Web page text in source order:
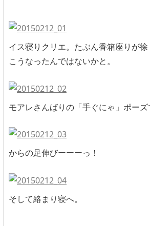
イス寝りクリエ。たぶん香箱座りが
こうなったんではないかと。
モアレさんばりの「手ぐにゃ」ポーズ
からの足伸びーーーっ！
そして絡まり寝へ。